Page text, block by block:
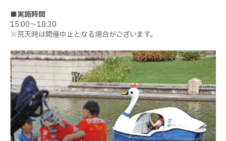
■実施時間
15:00～18:30
※荒天時は開催中止となる場合がございます。